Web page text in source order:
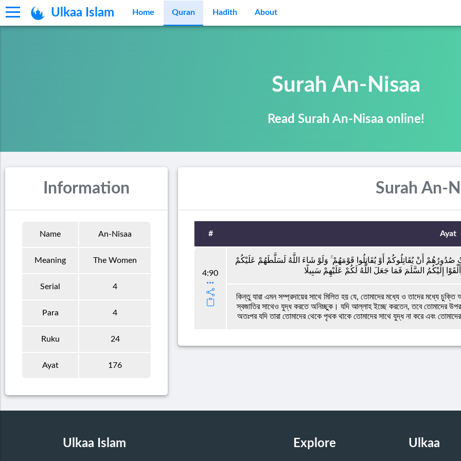
Ulkaa Islam Home Quran Hadith About
Surah An-Nisaa
Read Surah An-Nisaa online!
Information
Name An-Nisaa
Meaning The Women
Serial 4
Para 4
Ruku 24
Ayat 176
Surah An-
# Ayat
4:90
أَنْ يُقَاتِلُوكُمْ أَوْ يُقَاتِلُوا قَوْمَهُمْ ۚ وَلَوْ شَاءَ اللَّهُ لَسَلَّطَهُمْ عَلَيْكُمْ
إِلَيْكُمُ السَّلَمَ فَمَا جَعَلَ اللَّهُ لَكُمْ عَلَيْهِمْ سَبِيلًا
কিন্তু যারা এমন সম্প্রদায়ের সাথে মিলিত হয় যে, তোমাদের মধ্যে ও তাদের মধ্যে
স্বজাতির সাথেও যুদ্ধ করতে অনিচ্ছুক। যদি আল্লাহ ইচ্ছে করতেন, তবে তোমাদের
অতঃপর যদি তারা তোমাদের থেকে পৃথক থাকে তোমাদের সাথে যুদ্ধ না করে এবং
Ulkaa Islam Explore Ulkaa